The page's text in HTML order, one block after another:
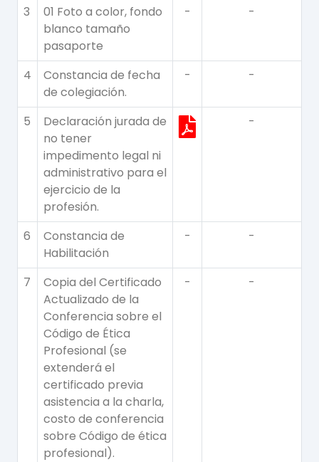
3
01 Foto a color, fondo
blanco tamaño
pasaporte
- -
4
Constancia de fecha
de colegiación.
- -
5
Declaración jurada de
no tener
impedimento legal ni
administrativo para el
ejercicio de la
profesión.
-
6
Constancia de
Habilitación
- -
7
Copia del Certificado
Actualizado de la
Conferencia sobre el
Código de Ética
Profesional (se
extenderá el
certificado previa
asistencia a la charla,
costo de conferencia
sobre Código de ética
profesional).
- -